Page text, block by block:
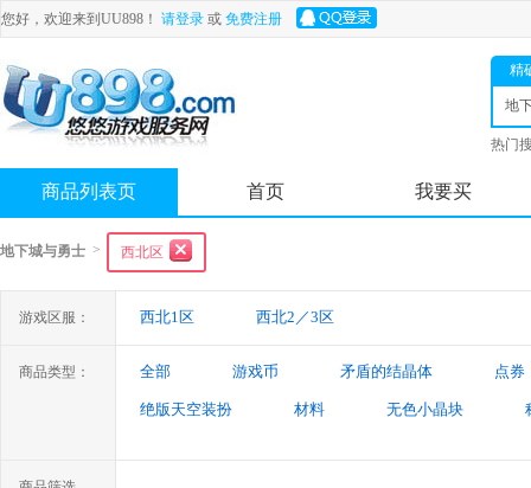
您好，欢迎来到UU898！ 请登录 或 免费注册
精
地
士
热门
商品列表页 首页 我要买
地下城与勇士 > 西北区
游戏区服： 西北1区 西北2／3区
商品类型： 全部 游戏币 矛盾的结晶体 点券
绝版天空装扮 材料 无色小晶块